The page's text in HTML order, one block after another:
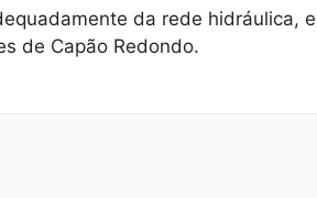
da rede hidráulica,
de Capão Redondo.